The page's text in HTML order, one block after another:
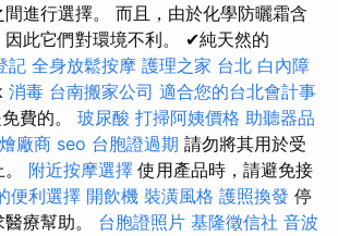
進行選擇。 而且，由於化學防曬霜含
因此它們對環境不利。 ✔純天然的
記 全身放鬆按摩 護理之家 台北 白內障
消毒 台南搬家公司 適合您的台北會計事
費的。 玻尿酸 打掃阿姨價格 助聽器品
廠商 seo 台胞證過期 請勿將其用於受
附近按摩選擇使用產品時，請避免接
便利選擇 開飲機 裝潢風格 護照換發 停
療幫助。 台胞證照片 基隆徵信社 音波